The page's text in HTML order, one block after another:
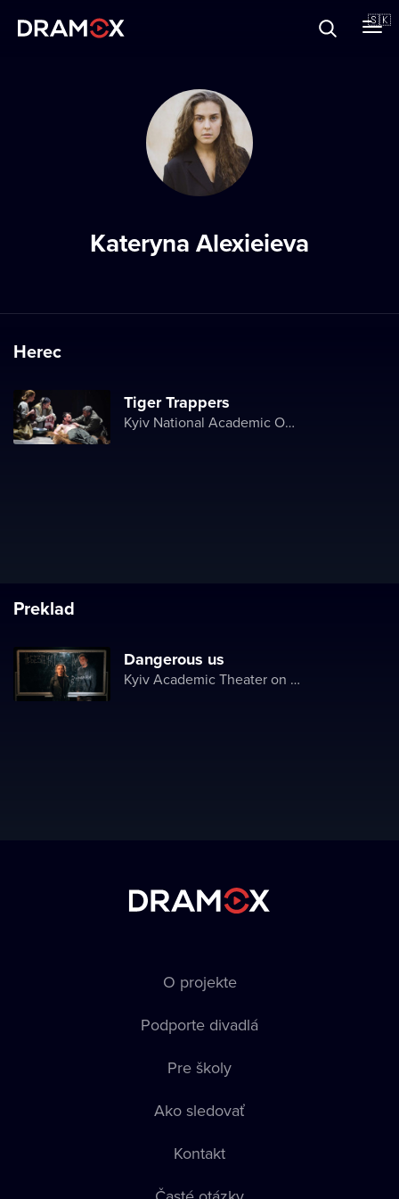
🇸🇰
Kateryna Alexieieva
Herec
Tiger Trappers
Kyiv National Academic Operetta Theater
Preklad
Dangerous us
Kyiv Academic Theater on Pechersk
O projekte
Podporte divadlá
Pre školy
Ako sledovať
Kontakt